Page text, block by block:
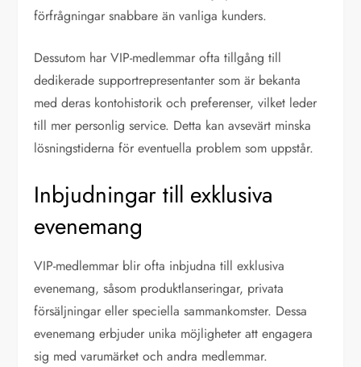
förfrågningar snabbare än vanliga kunders.
Dessutom har VIP-medlemmar ofta tillgång till
dedikerade supportrepresentanter som är bekanta
med deras kontohistorik och preferenser, vilket leder
till mer personlig service. Detta kan avsevärt minska
lösningstiderna för eventuella problem som uppstår.
Inbjudningar till exklusiva
evenemang
VIP-medlemmar blir ofta inbjudna till exklusiva
evenemang, såsom produktlanseringar, privata
försäljningar eller speciella sammankomster. Dessa
evenemang erbjuder unika möjligheter att engagera
sig med varumärket och andra medlemmar.